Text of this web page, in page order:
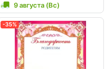
9 августа (Вс)
-35%